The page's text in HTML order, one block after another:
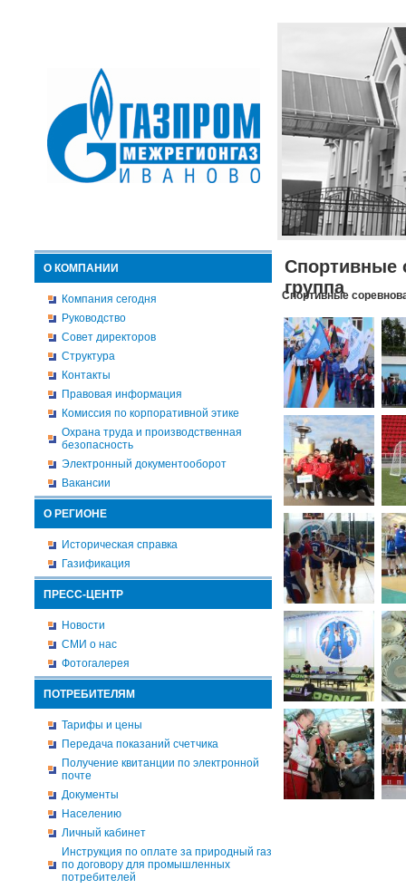
О КОМПАНИИ
Компания сегодня
Руководство
Совет директоров
Структура
Контакты
Правовая информация
Комиссия по корпоративной этике
Охрана труда и производственная
безопасность
Электронный документооборот
Вакансии
О РЕГИОНЕ
Историческая справка
Газификация
ПРЕСС-ЦЕНТР
Новости
СМИ о нас
Фотогалерея
ПОТРЕБИТЕЛЯМ
Тарифы и цены
Передача показаний счетчика
Получение квитанции по электронной
почте
Документы
Населению
Личный кабинет
Инструкция по оплате за природный газ
по договору для промышленных
потребителей
Спортивные
группа
Спортивные